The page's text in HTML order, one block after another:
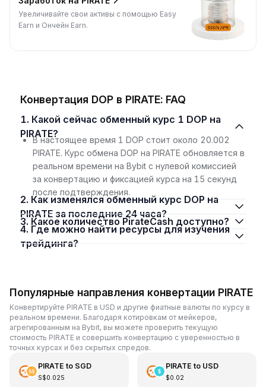
Увеличивайте свои активы с помощью Easy
Earn и Ончейн Earn.
Конвертация DOP в PIRATE: FAQ
1. Какой сейчас обменный курс 1 DOP на
PIRATE?
В настоящее время 1 DOP стоит около 20.002
PIRATE. Курс обмена DOP на PIRATE обновляется в
реальном времени на Bybit с нулевой комиссией
за конвертацию и фиксацией курса на 15 секунд
после подтверждения.
2. Как изменялся обменный курс DOP на
PIRATE за последние 24 часа?
3. Какое количество PirateCash доступно?
4. Где можно найти ресурсы для изучения
трейдинга?
Популярные направления конвертации PIRATE
Конвертируйте PIRATE в USD и другие фиатные валюты по курсу в
реальном времени. Благодаря котировкам от мейкеров,
агрегированным на Bybit, вы можете проверить текущую
стоимость PIRATE и совершить конвертацию с уверенностью в
точных курсах и без скрытых спредов.
PIRATE to SGD
S$0.025
PIRATE to USD
$0.02